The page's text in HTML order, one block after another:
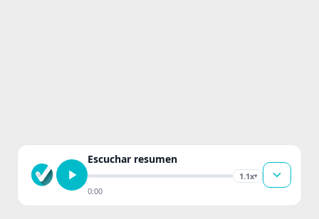
Escuchar resumen
1.1x▾
0:00